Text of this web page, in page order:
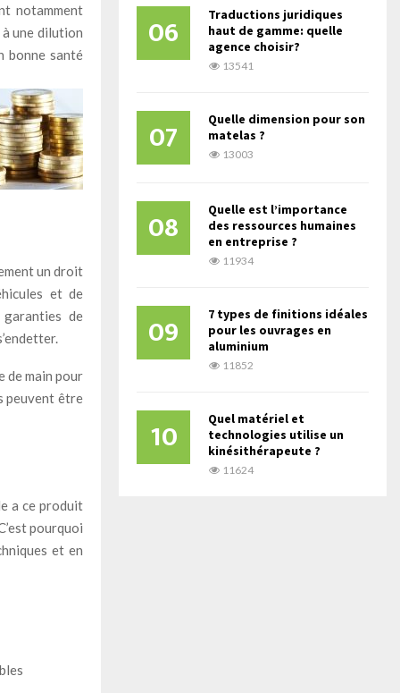
notamment
une dilution
bonne santé
un droit
et de
de
de main pour
peuvent être
a ce produit
pourquoi
et en
06
Traductions juridiques
haut de gamme: quelle
agence choisir?
13541
07
Quelle dimension pour son
matelas ?
13003
08
Quelle est l’importance
des ressources humaines
en entreprise ?
11934
09
7 types de finitions idéales
pour les ouvrages en
aluminium
11852
10
Quel matériel et
technologies utilise un
kinésithérapeute ?
11624